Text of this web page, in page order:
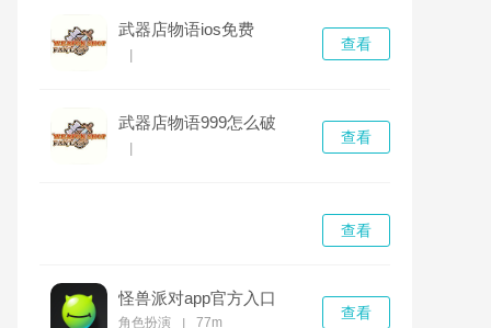
武器店物语ios免费
查看
武器店物语999怎么破
查看
查看
怪兽派对app官方入口
角色扮演 77m
查看